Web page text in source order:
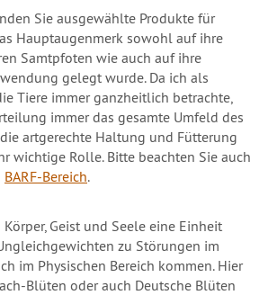
Sie ausgewählte Produkte für
Hauptaugenmerk sowohl auf ihre
Samtpfoten wie auch auf ihre
gelegt wurde. Da ich als
Tiere immer ganzheitlich betrachte,
immer das gesamte Umfeld des
artgerechte Haltung und Fütterung
wichtige Rolle. Bitte beachten Sie auch
BARF-Bereich.
Geist und Seele eine Einheit
zu Störungen im
im Physischen Bereich kommen. Hier
Blüten oder auch Deutsche Blüten